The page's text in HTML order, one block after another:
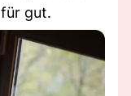
gut.